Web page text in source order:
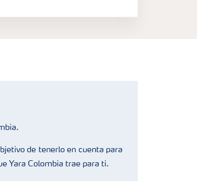
de tenerlo en cuenta para
Yara Colombia trae para ti.